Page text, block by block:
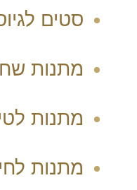
סטים
מתנות
מתנות
מתנות